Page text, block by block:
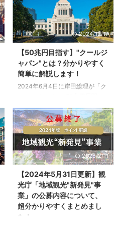
進支援事業」の公募が発表されま
した。 今回は、ブルーツーリズ
ム推進支援事業の公募の内容や、
各申請枠の詳細、対象者、スケジ
力を高めるブルーツーリズム推進
に取り組む事業者の方は、ぜひ以
下を参考にしてください。 当記
事は、「令和７年度「ブルーツー
始します」（観光庁）をもとに観
光ONEが独自にまとめたもので
す。 事業の目的 この事業は、
ALPS処理水の海洋放出に関する
風評への対策を目的とし ...
2024/12/17
【50兆円目指す】"クールジ
ャパン"とは？分かりやすく
簡単に解説します！
2024年6月4日に岸田総理が「ク
へ」と発表しました。具体的に
は、2033年までに漫画や観光、
農林水産物輸出などの合計で年
50兆円規模の展開を目指すとい
うものです。 話題になっている
クールジャパンですが、「聞いた
ことあるけど、具体的に分からな
い！」「なんか難しそう…！！」
という方もいらっしゃると思いま
す。 そこでこの記事では、イン
バウンド事業にも関わる私が「ク
ールジャパン戦略」について簡単
2025/2/11
【2024年5月31日更新】観
光庁「地域観光"新発見"事
業」の公募内容について、
超分かりやすくまとめまし
た！